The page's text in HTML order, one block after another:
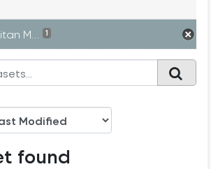
M... 1
found